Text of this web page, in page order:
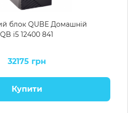
блок QUBE Домашній
QB i5 12400 841
32175 грн
Купити